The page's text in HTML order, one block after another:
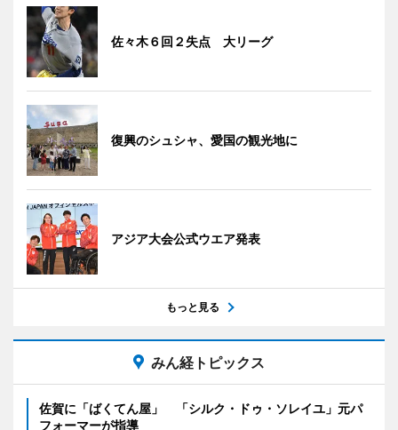
佐々木６回２失点 大リーグ
復興のシュシャ、愛国の観光地に
アジア大会公式ウエア発表
もっと見る
みん経トピックス
佐賀に「ばくてん屋」 「シルク・ドゥ・ソレイユ」元パ
フォーマーが指導